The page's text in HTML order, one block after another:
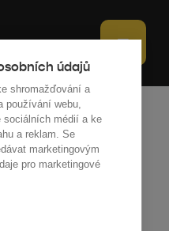
údajů
shromažďování a
používání webu,
médií a ke
a reklam. Se
marketingovým
pro marketingové
o